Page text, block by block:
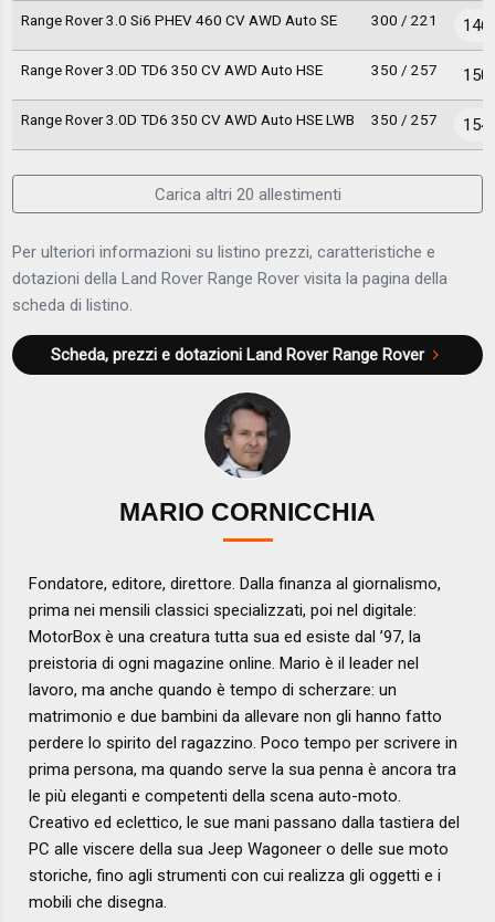
Range Rover 3.0 Si6 PHEV 460 CV AWD Auto SE 300 / 221
Range Rover 3.0D TD6 350 CV AWD Auto HSE 350 / 257
Range Rover 3.0D TD6 350 CV AWD Auto HSE LWB 350 / 257
Carica altri 20 allestimenti
Per ulteriori informazioni su listino prezzi, caratteristiche e
dotazioni della Land Rover Range Rover visita la pagina della
scheda di listino.
Scheda, prezzi e dotazioni Land Rover Range Rover
MARIO CORNICCHIA
Fondatore, editore, direttore. Dalla finanza al giornalismo,
prima nei mensili classici specializzati, poi nel digitale:
MotorBox è una creatura tutta sua ed esiste dal ’97, la
preistoria di ogni magazine online. Mario è il leader nel
lavoro, ma anche quando è tempo di scherzare: un
matrimonio e due bambini da allevare non gli hanno fatto
perdere lo spirito del ragazzino. Poco tempo per scrivere in
prima persona, ma quando serve la sua penna è ancora tra
le più eleganti e competenti della scena auto-moto.
Creativo ed eclettico, le sue mani passano dalla tastiera del
PC alle viscere della sua Jeep Wagoneer o delle sue moto
storiche, fino agli strumenti con cui realizza gli oggetti e i
mobili che disegna.